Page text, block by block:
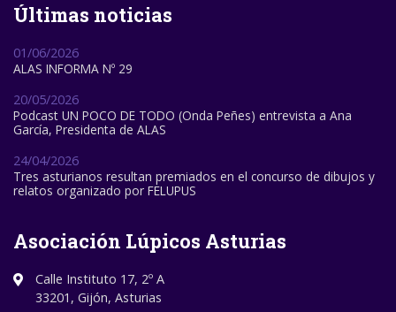
Últimas noticias
01/06/2026
ALAS INFORMA Nº 29
20/05/2026
Podcast UN POCO DE TODO (Onda Peñes) entrevista a Ana
García, Presidenta de ALAS
24/04/2026
Tres asturianos resultan premiados en el concurso de dibujos y
relatos organizado por FELUPUS
Asociación Lúpicos Asturias
Calle Instituto 17, 2º A
33201, Gijón, Asturias